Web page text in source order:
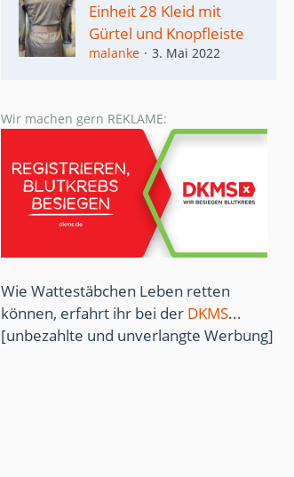
Einheit 28 Kleid mit
Gürtel und Knopfleiste
malanke 3. Mai 2022
Wir machen gern REKLAME:
Wie Wattestäbchen Leben retten
können, erfahrt ihr bei der DKMS...
[unbezahlte und unverlangte Werbung]